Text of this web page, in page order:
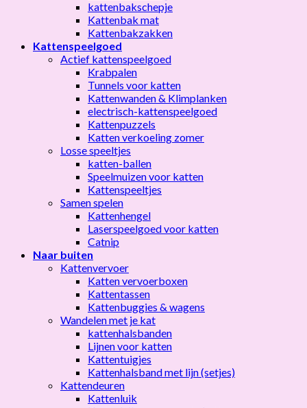
kattenbakschepje
Kattenbak mat
Kattenbakzakken
Kattenspeelgoed
Actief kattenspeelgoed
Krabpalen
Tunnels voor katten
Kattenwanden & Klimplanken
electrisch-kattenspeelgoed
Kattenpuzzels
Katten verkoeling zomer
Losse speeltjes
katten-ballen
Speelmuizen voor katten
Kattenspeeltjes
Samen spelen
Kattenhengel
Laserspeelgoed voor katten
Catnip
Naar buiten
Kattenvervoer
Katten vervoerboxen
Kattentassen
Kattenbuggies & wagens
Wandelen met je kat
kattenhalsbanden
Lijnen voor katten
Kattentuigjes
Kattenhalsband met lijn (setjes)
Kattendeuren
Kattenluik